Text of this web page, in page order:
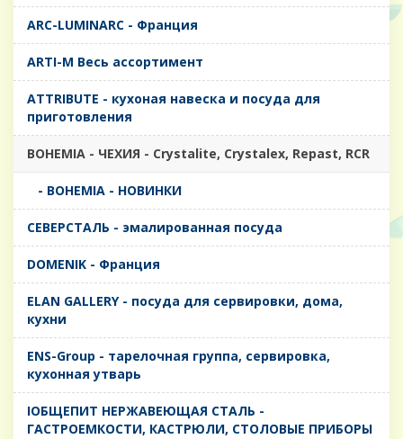
ARC-LUMINARC - Франция
ARTI-M Весь ассортимент
ATTRIBUTE - кухоная навеска и посуда для
приготовления
BOHEMIA - ЧЕХИЯ - Crystalite, Crystalex, Repast, RCR
- BOHEMIA - НОВИНКИ
CЕВЕРСТАЛЬ - эмалированная посуда
DOMENIK - Франция
ELAN GALLERY - посуда для сервировки, дома,
кухни
ENS-Group - тарелочная группа, сервировка,
кухонная утварь
IОБЩЕПИТ НЕРЖАВЕЮЩАЯ СТАЛЬ -
ГАСТРОЕМКОСТИ, КАСТРЮЛИ, СТОЛОВЫЕ ПРИБОРЫ